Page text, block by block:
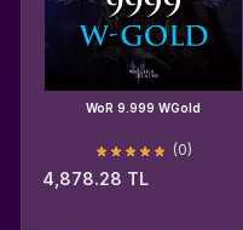
WoR 9.999 WGold
(0)
4,878.28 TL